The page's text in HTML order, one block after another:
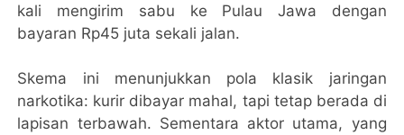
kali mengirim sabu ke Pulau Jawa dengan
bayaran Rp45 juta sekali jalan.
Skema ini menunjukkan pola klasik jaringan
narkotika: kurir dibayar mahal, tapi tetap berada di
lapisan terbawah. Sementara aktor utama, yang